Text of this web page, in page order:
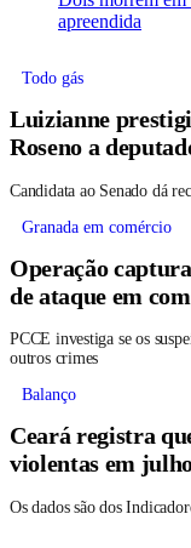
apreendida
Todo gás
Luizianne
Roseno a
Candidata ao Senado dá
Granada em comércio
Operação
de ataque em
PCCE investiga se os
outros crimes
Balanço
Ceará registra
violentas em
Os dados são dos